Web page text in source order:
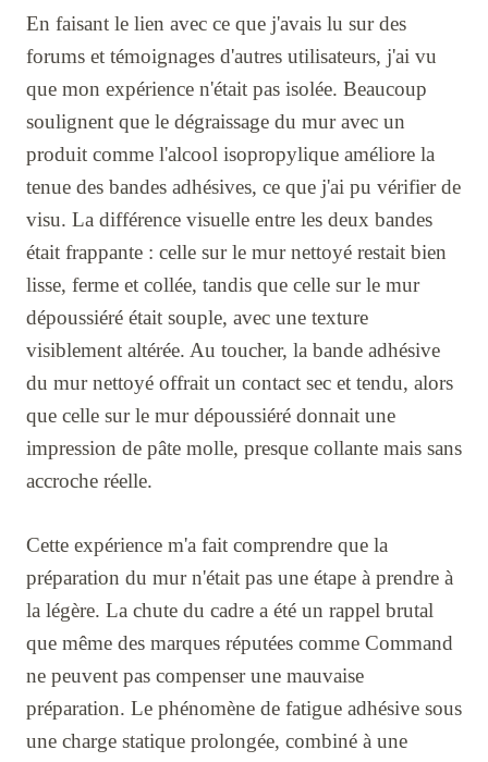
En faisant le lien avec ce que j'avais lu sur des
forums et témoignages d'autres utilisateurs, j'ai vu
que mon expérience n'était pas isolée. Beaucoup
soulignent que le dégraissage du mur avec un
produit comme l'alcool isopropylique améliore la
tenue des bandes adhésives, ce que j'ai pu vérifier de
visu. La différence visuelle entre les deux bandes
était frappante : celle sur le mur nettoyé restait bien
lisse, ferme et collée, tandis que celle sur le mur
dépoussiéré était souple, avec une texture
visiblement altérée. Au toucher, la bande adhésive
du mur nettoyé offrait un contact sec et tendu, alors
que celle sur le mur dépoussiéré donnait une
impression de pâte molle, presque collante mais sans
accroche réelle.
Cette expérience m'a fait comprendre que la
préparation du mur n'était pas une étape à prendre à
la légère. La chute du cadre a été un rappel brutal
que même des marques réputées comme Command
ne peuvent pas compenser une mauvaise
préparation. Le phénomène de fatigue adhésive sous
une charge statique prolongée, combiné à une